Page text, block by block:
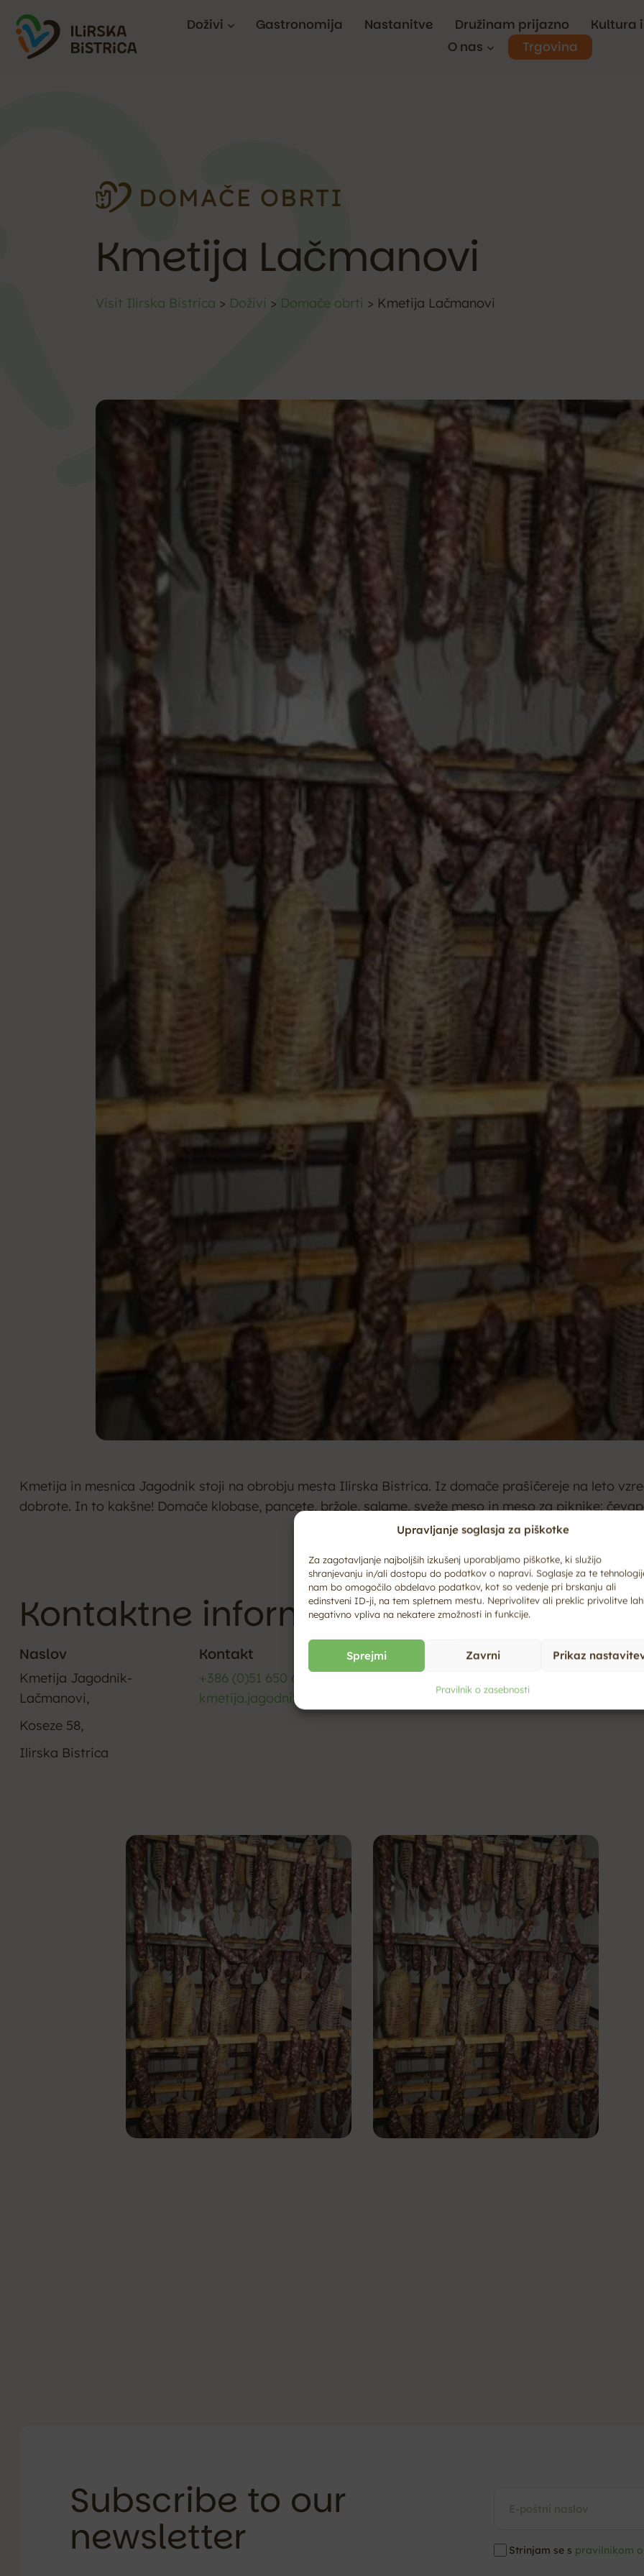
Upravljanje soglasja za piškotke
Za zagotavljanje najboljših izkušenj uporabljamo piškotke, ki služijo
shranjevanju in/ali dostopu do podatkov o napravi. Soglasje za te
nam bo omogočilo obdelavo podatkov, kot so vedenje pri brskanju ali
edinstveni ID-ji, na tem spletnem mestu. Neprivolitev ali preklic privolitve
negativno vpliva na nekatere zmožnosti in funkcije.
Sprejmi Zavrni Prikaz
Pravilnik o zasebnosti
Doživi Gastronomija Nastanitve Družinam prijazno
Kultura
O nas
Trgovina
DOMAČE OBRTI
Kmetija Lačmanovi
Visit Ilirska Bistrica > Doživi > Domače obrti > Kmetija Lačmanovi
Kmetija in mesnica Jagodnik stoji na obrobju mesta Ilirska Bistrica. Iz domače prašičereje na leto
dobrote. In to kakšne! Domače klobase, pancete, bržole, salame, sveže meso in meso za piknike:
Kontaktne informacije
Naslov
Kmetija Jagodnik-
Lačmanovi,
Koseze 58,
Ilirska Bistrica
Kontakt
+386 (0)51 650 669
kmetija.jagodnik@gmail.com
Subscribe to our
newsletter Strinjam se s pravilnikom